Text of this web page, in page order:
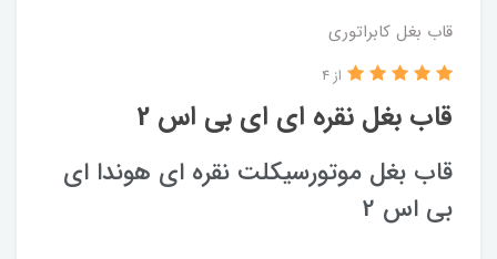
قاب بغل کابراتوری
قاب بغل نقره ای ای بی اس 2
از 4
قاب بغل موتورسیکلت نقره ای هوندا ای
بی اس 2